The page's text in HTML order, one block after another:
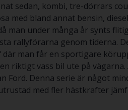
sedan, kombi, tre-dörrars
med bland annat bensin,
man under många år synts
rallyförarna genom tiderna.
man får en sportigare
riktigt vass bil ute på
Ford. Denna serie är något
med fler hästkrafter